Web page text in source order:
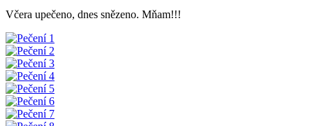
Včera upečeno, dnes snězeno. Mňam!!!